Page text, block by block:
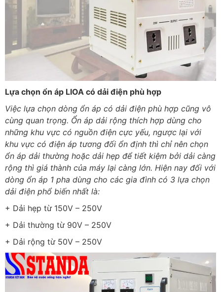
Lựa chọn ổn áp LIOA có dải điện phù hợp
Việc lựa chọn dòng ổn áp có dải điện phù hợp cũng vô
cùng quan trọng. Ổn áp dải rộng thích hợp dùng cho
những khu vực có nguồn điện cực yếu, ngược lại với
khu vực có điện áp tương đối ổn định thì chỉ nên chọn
ổn áp dải thường hoặc dải hẹp để tiết kiệm bởi dải càng
rộng thì giá thành của máy lại càng lớn. Hiện nay đối với
dòng ổn áp 1 pha dùng cho các gia đình có 3 lựa chọn
dải điện phổ biến nhất là:
+ Dải hẹp từ 150V – 250V
+ Dải thường từ 90V – 250V
+ Dải rộng từ 50V – 250V